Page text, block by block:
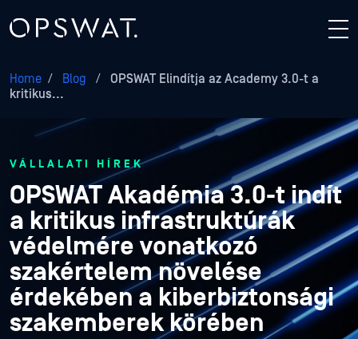
Home / Blog /
OPSWAT Elindítja az Academy 3.0-t a
kritikus...
VÁLLALATI HÍREK
OPSWAT Akadémia 3.0-t indít
a kritikus infrastruktúrák
védelmére vonatkozó
szakértelem növelése
érdekében a kiberbiztonsági
szakemberek körében